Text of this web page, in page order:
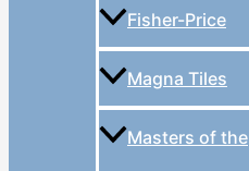
Fisher-Price
Magna Tiles
Masters of the